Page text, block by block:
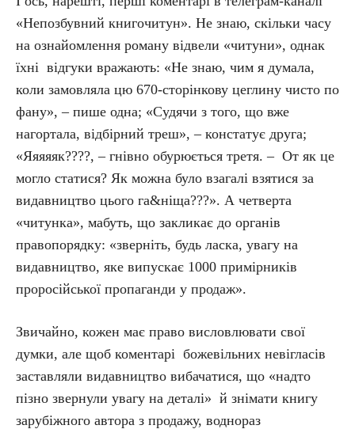
«Непозбувний книгочитун». Не знаю, скільки часу
на ознайомлення роману відвели «читуни», однак
їхні відгуки вражають: «Не знаю, чим я думала,
коли замовляла цю 670-сторінкову цеглину чисто по
фану», – пише одна; «Судячи з того, що вже
нагортала, відбірний треш», – констатує друга;
«Яяяяяк????, – гнівно обурюється третя. – От як це
могло статися? Як можна було взагалі взятися за
видавництво цього га&ніща???». А четверта
«читунка», мабуть, що закликає до органів
правопорядку: «зверніть, будь ласка, увагу на
видавництво, яке випускає 1000 примірників
проросійської пропаганди у продаж».
Звичайно, кожен має право висловлювати свої
думки, але щоб коментарі божевільних невігласів
заставляли видавництво вибачатися, що «надто
пізно звернули увагу на деталі» й знімати книгу
зарубіжного автора з продажу, воднораз